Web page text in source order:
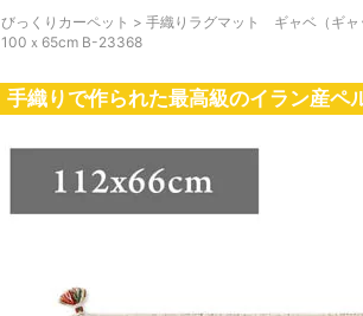
びっくりカーペット > 手織りラグマット ギャベ（ギャ
100ｘ65cm B-23368
手織りで作られた最高級のイラン産ペ